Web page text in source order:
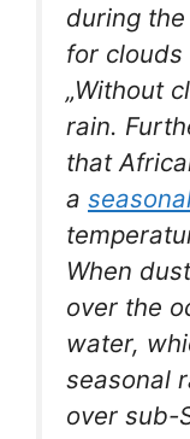
during
for clouds
„Without
rain.
that
a
When
over the
water,
seasonal
over sub-